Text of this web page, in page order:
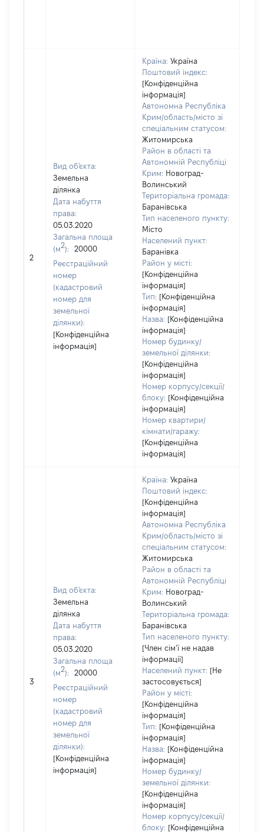
2
Вид об'єкта:
Земельна
ділянка
Дата набуття
права:
05.03.2020
Загальна площа
(м2):
20000
Реєстраційний
номер
(кадастровий
номер для
земельної
ділянки):
[Конфіденційна
інформація]
Країна: Україна
Поштовий індекс:
[Конфіденційна
інформація]
Автономна Республіка
Крим/область/місто зі
спеціальним статусом:
Житомирська
Район в області та
Автономній Республіці
Крим: Новоград-
Волинський
Територіальна громада:
Баранівська
Тип населеного пункту:
Місто
Населений пункт:
Баранівка
Район у місті:
[Конфіденційна
інформація]
Тип: [Конфіденційна
інформація]
Назва: [Конфіденційна
інформація]
Номер будинку/
земельної ділянки:
[Конфіденційна
інформація]
Номер корпусу/секції/
блоку: [Конфіденційна
інформація]
Номер квартири/
кімнати/гаражу:
[Конфіденційна
інформація]
3
Вид об'єкта:
Земельна
ділянка
Дата набуття
права:
05.03.2020
Загальна площа
(м2):
20000
Реєстраційний
номер
(кадастровий
номер для
земельної
ділянки):
[Конфіденційна
інформація]
Країна: Україна
Поштовий індекс:
[Конфіденційна
інформація]
Автономна Республіка
Крим/область/місто зі
спеціальним статусом:
Житомирська
Район в області та
Автономній Республіці
Крим: Новоград-
Волинський
Територіальна громада:
Баранівська
Тип населеного пункту:
[Член сімʼї не надав
інформації]
Населений пункт: [Не
застосовується]
Район у місті:
[Конфіденційна
інформація]
Тип: [Конфіденційна
інформація]
Назва: [Конфіденційна
інформація]
Номер будинку/
земельної ділянки:
[Конфіденційна
інформація]
Номер корпусу/секції/
блоку: [Конфіденційна